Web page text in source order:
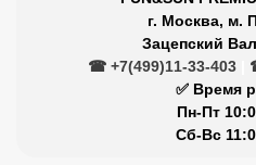
г. Москва, м.
Зацепский
☎ +7(499)11-33-403
✅ Время
Пн-Пт
Сб-Вс